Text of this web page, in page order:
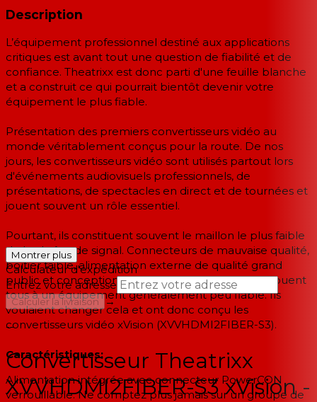
Description
L’équipement professionnel destiné aux applications
critiques est avant tout une question de fiabilité et de
confiance. Theatrixx est donc parti d'une feuille blanche
et a construit ce qui pourrait bientôt devenir votre
équipement le plus fiable.
Présentation des premiers convertisseurs vidéo au
monde véritablement conçus pour la route. De nos
jours, les convertisseurs vidéo sont utilisés partout lors
d'événements audiovisuels professionnels, de
présentations, de spectacles en direct et de tournées et
jouent souvent un rôle essentiel.
Pourtant, ils constituent souvent le maillon le plus faible
de la chaîne de signal. Connecteurs de mauvaise qualité,
boîtier faible, alimentation externe de qualité grand
public et conception globale barebone qui contribuent
tous à un équipement généralement peu fiable. Ils
voulaient changer cela et ont donc conçu les
convertisseurs vidéo xVision (XVVHDMI2FIBER-S3).
Caractéristiques:
Alimentation intégrée avec connecteur PowerCON
verrouillable. Ne comptez plus jamais sur un groupe de
Montrer plus
Calculateur d'expédition
Entrez votre adresse
Calculer la livraison
→
--
Convertisseur Theatrixx
XVVHDMI2FIBER-S3 xVision -